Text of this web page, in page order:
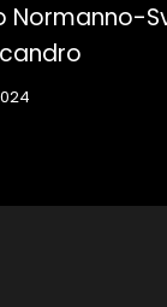
Normanno-